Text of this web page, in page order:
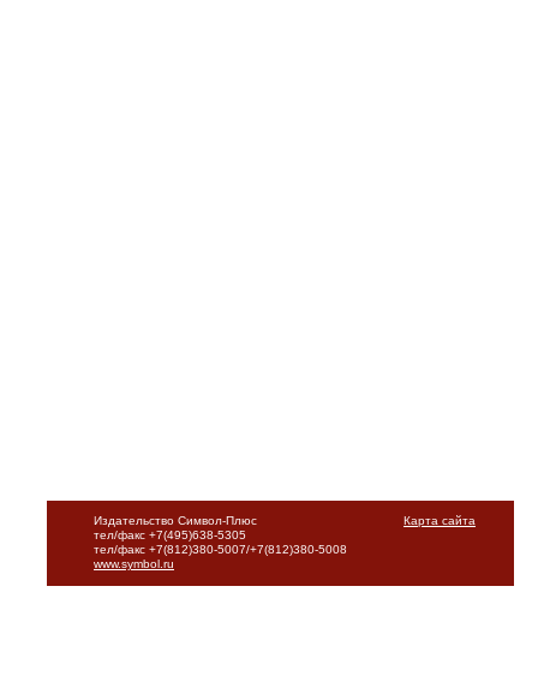
Карта сайта
Издательство Символ-Плюс
тел/факс +7(495)638-5305
тел/факс +7(812)380-5007/+7(812)380-5008
www.symbol.ru